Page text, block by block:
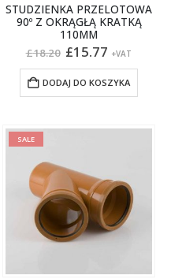
STUDZIENKA PRZELOTOWA
90º Z OKRĄGŁĄ KRATKĄ
110MM
£18.20 Pierwotna
wynosiła:
£18.20.
£15.77 Aktualna
wynosi:
£15.77.
+VAT
DODAJ DO KOSZYKA
SALE